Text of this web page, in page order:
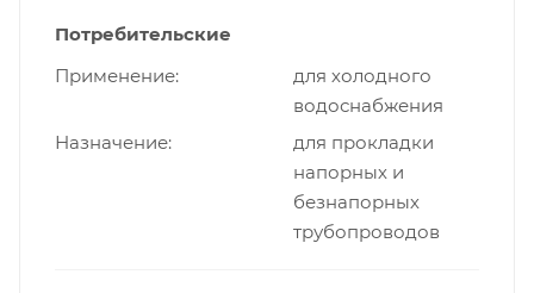
Потребительские
Применение
для холодного
водоснабжения
Назначение
для прокладки
напорных и
безнапорных
трубопроводов